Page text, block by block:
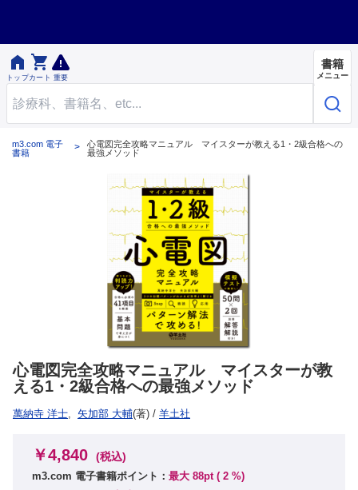

トップ

カート 重要
書籍
メニュー
m3.com 電子
書籍
心電図完全攻略マニュアル マイスターが教える1・2級合格への
最強メソッド
心電図完全攻略マニュアル マイスターが教
える1・2級合格への最強メソッド
萬納寺 洋士, 矢加部 大輔(著) / 羊土社
￥4,840 (税込)
m3.com 電子書籍ポイント： 最大 88pt ( 2 %)